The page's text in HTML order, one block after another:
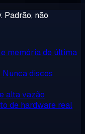
Padrão, não
memória de última
Nunca discos
alta vazão
de hardware real